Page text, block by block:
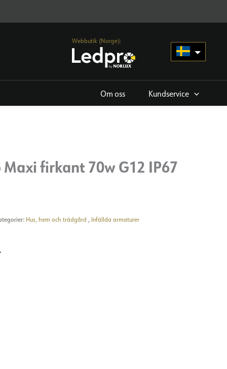
Webbutik (Norge):
Om oss Kundservice
firkant 70w G12 IP67
Hus, hem och trädgård , Infällda armaturer